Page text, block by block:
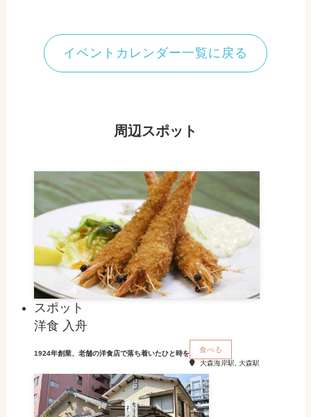
イベントカレンダー一覧に戻る
周辺スポット
スポット
洋食 入舟
1924年創業、老舗の洋食店で落ち着いたひと時を 食べる
大森海岸駅, 大森駅